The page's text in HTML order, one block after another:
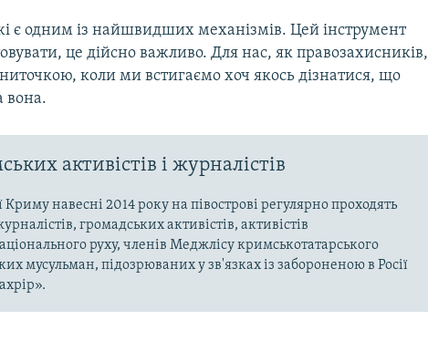
є одним із найшвидших механізмів. Цей інструмент
це дійсно важливо. Для нас, як правозахисників,
ниточкою, коли ми встигаємо хоч якось дізнатися, що
вона.
активістів і журналістів
Криму навесні 2014 року на півострові регулярно проходять
громадських активістів, активістів
руху, членів Меджлісу кримськотатарського
мусульман, підозрюваних у зв'язках із забороненою в Росії